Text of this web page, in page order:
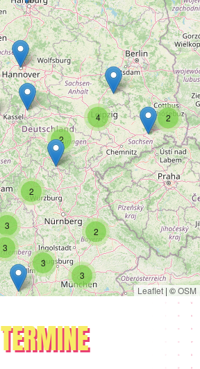
2
4
2
3
2
3
3
3
2
Leaflet | ©OSM
TERMINE